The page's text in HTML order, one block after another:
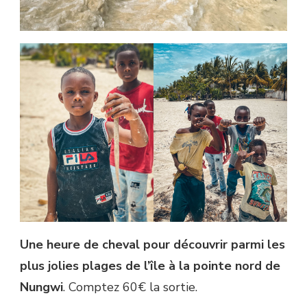
Une heure de cheval pour découvrir parmi les
plus jolies plages de l’île à la pointe nord de
Nungwi. Comptez 60€ la sortie.